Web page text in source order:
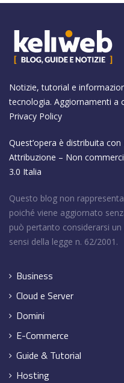
Notizie, tutorial e
tecnologia. Aggiornamenti a
Privacy Policy
Quest’opera è distribuita con
Attribuzione – Non
3.0 Italia
Questo blog non
poiché viene aggiornato
può pertanto considerarsi
sensi della legge n. 62/2001.
Business
Cloud e Server
Domini
E-Commerce
Guide & Tutorial
Hosting